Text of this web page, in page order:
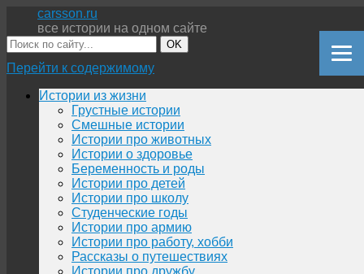
carsson.ru
все истории на одном сайте
OK
Перейти к содержимому
Истории из жизни
Грустные истории
Смешные истории
Истории про животных
Истории о здоровье
Беременность и роды
Истории про детей
Истории про школу
Студенческие годы
Истории про армию
Истории про работу, хобби
Рассказы о путешествиях
Истории про дружбу